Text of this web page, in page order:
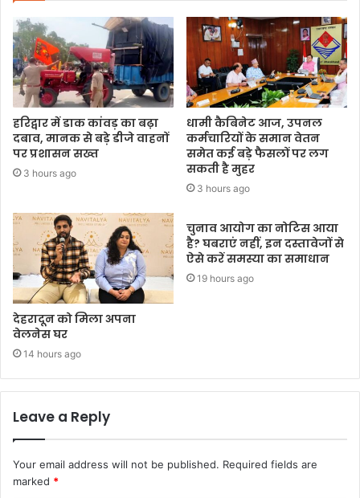
हरिद्वार में डाक कांवड़ का बढ़ा
दबाव, मानक से बड़े डीजे वाहनों
पर प्रशासन सख्त
3 hours ago
धामी कैबिनेट आज, उपनल
कर्मचारियों के समान वेतन
समेत कई बड़े फैसलों पर लग
सकती है मुहर
3 hours ago
देहरादून को मिला अपना
वेलनेस घर
14 hours ago
चुनाव आयोग का नोटिस आया
है? घबराएं नहीं, इन दस्तावेजों से
ऐसे करें समस्या का समाधान
19 hours ago
Leave a Reply
Your email address will not be published. Required fields are
marked *